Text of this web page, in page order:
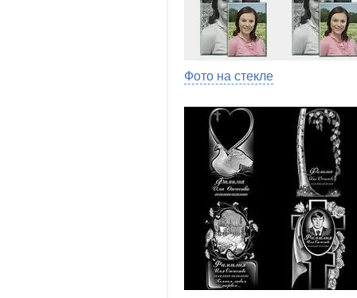
Фото на стекле